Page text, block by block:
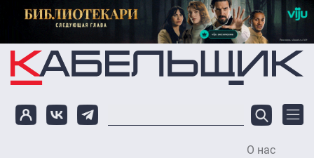
Перейти к основному содержанию
О нас